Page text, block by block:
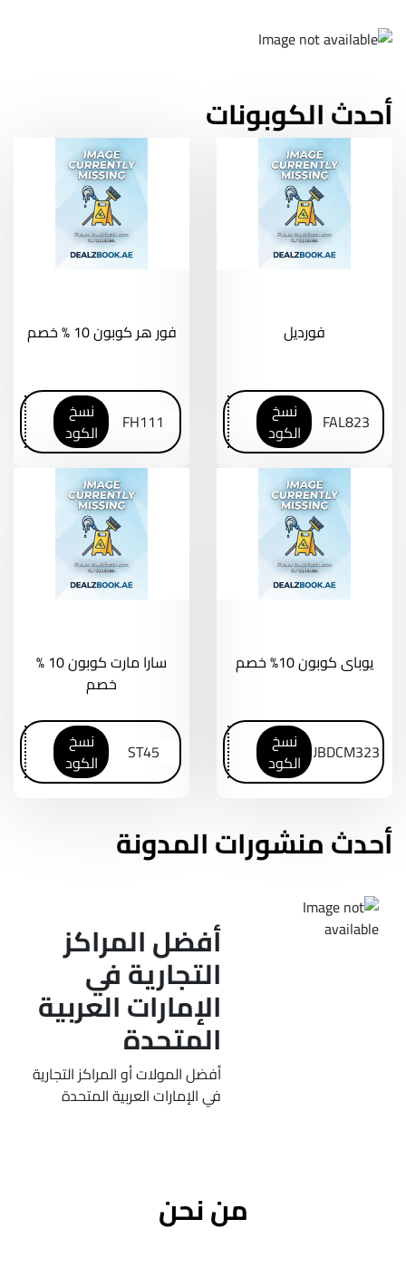
أحدث الكوبونات
فورديل
نسخ
الكود
فور هر كوبون 10 % خصم
نسخ
الكود
يوباى كوبون 10% خصم
نسخ
الكود
سارا مارت كوبون 10 %
خصم
نسخ
الكود
أحدث منشورات المدونة
أفضل المراكز
التجارية في
الإمارات العربية
المتحدة
أفضل المولات أو المراكز التجارية
في الإمارات العربية المتحدة
من نحن